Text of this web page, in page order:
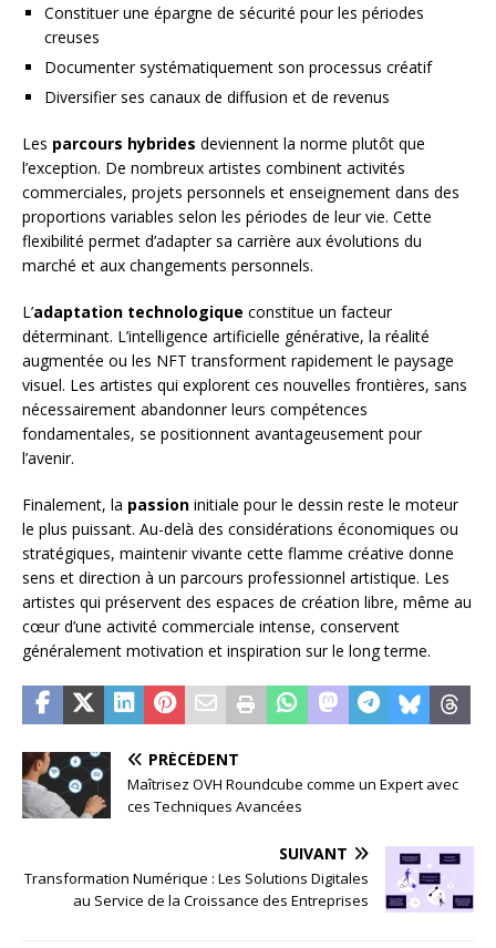
Constituer une épargne de sécurité pour les périodes
creuses
Documenter systématiquement son processus créatif
Diversifier ses canaux de diffusion et de revenus
Les parcours hybrides deviennent la norme plutôt que
l’exception. De nombreux artistes combinent activités
commerciales, projets personnels et enseignement dans des
proportions variables selon les périodes de leur vie. Cette
flexibilité permet d’adapter sa carrière aux évolutions du
marché et aux changements personnels.
L’adaptation technologique constitue un facteur
déterminant. L’intelligence artificielle générative, la réalité
augmentée ou les NFT transforment rapidement le paysage
visuel. Les artistes qui explorent ces nouvelles frontières, sans
nécessairement abandonner leurs compétences
fondamentales, se positionnent avantageusement pour
l’avenir.
Finalement, la passion initiale pour le dessin reste le moteur
le plus puissant. Au-delà des considérations économiques ou
stratégiques, maintenir vivante cette flamme créative donne
sens et direction à un parcours professionnel artistique. Les
artistes qui préservent des espaces de création libre, même au
cœur d’une activité commerciale intense, conservent
généralement motivation et inspiration sur le long terme.
PRÉCÉDENT
Maîtrisez OVH Roundcube comme un Expert avec
ces Techniques Avancées
SUIVANT
Transformation Numérique : Les Solutions Digitales
au Service de la Croissance des Entreprises